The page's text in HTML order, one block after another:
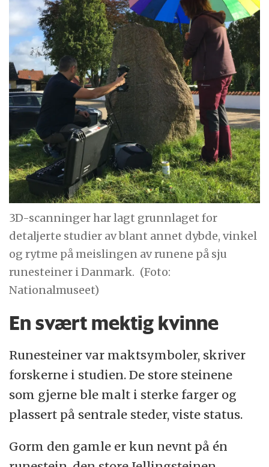
3D-scanninger har lagt grunnlaget for
detaljerte studier av blant annet dybde, vinkel
og rytme på meislingen av runene på sju
runesteiner i Danmark. (Foto:
Nationalmuseet)
En svært mektig kvinne
Runesteiner var maktsymboler, skriver
forskerne i studien. De store steinene
som gjerne ble malt i sterke farger og
plassert på sentrale steder, viste status.
Gorm den gamle er kun nevnt på én